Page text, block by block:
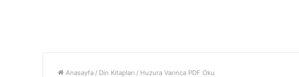
Anasayfa / Din Kitapları / Huzura Varınca PDF Oku